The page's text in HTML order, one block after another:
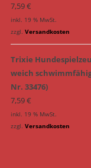
7,59€
inkl. 19 % MwSt.
zzgl. Versandkosten
Trixie
weich
Nr. 33476)
7,59€
inkl. 19 % MwSt.
zzgl. Versandkosten